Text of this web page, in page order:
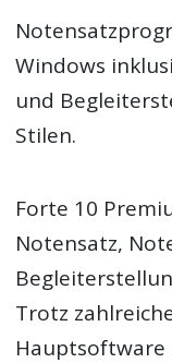
Windows
und
Stilen.
Forte 10
Notensatz,
Trotz
Hauptsoftware